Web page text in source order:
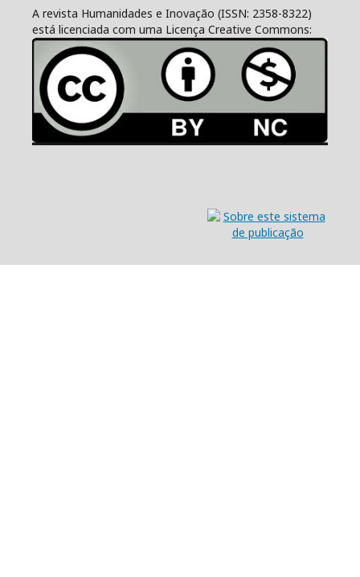
A revista Humanidades e Inovação (ISSN: 2358-8322)
está licenciada com uma Licença Creative Commons: